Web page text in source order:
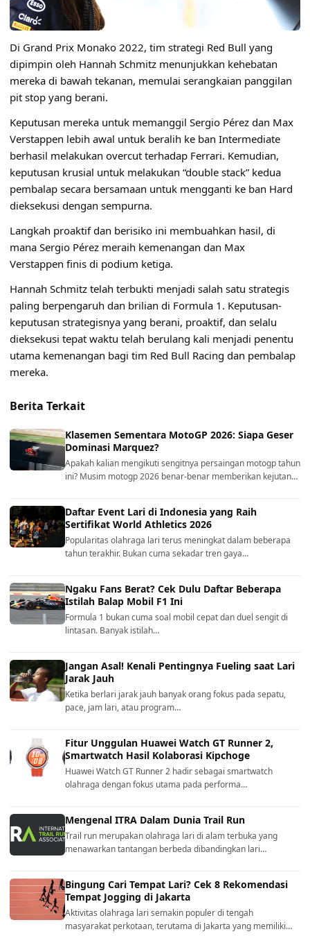
Di Grand Prix Monako 2022, tim strategi Red Bull yang
dipimpin oleh Hannah Schmitz menunjukkan kehebatan
mereka di bawah tekanan, memulai serangkaian panggilan
pit stop yang berani.
Keputusan mereka untuk memanggil Sergio Pérez dan Max
Verstappen lebih awal untuk beralih ke ban Intermediate
berhasil melakukan overcut terhadap Ferrari. Kemudian,
keputusan krusial untuk melakukan “double stack” kedua
pembalap secara bersamaan untuk mengganti ke ban Hard
dieksekusi dengan sempurna.
Langkah proaktif dan berisiko ini membuahkan hasil, di
mana Sergio Pérez meraih kemenangan dan Max
Verstappen finis di podium ketiga.
Hannah Schmitz telah terbukti menjadi salah satu strategis
paling berpengaruh dan brilian di Formula 1. Keputusan-
keputusan strategisnya yang berani, proaktif, dan selalu
dieksekusi tepat waktu telah berulang kali menjadi penentu
utama kemenangan bagi tim Red Bull Racing dan pembalap
mereka.
Berita Terkait
Klasemen Sementara MotoGP 2026: Siapa Geser
Dominasi Marquez?
Apakah kalian mengikuti sengitnya persaingan motogp tahun
ini? Musim motogp 2026 benar-benar memberikan kejutan…
Daftar Event Lari di Indonesia yang Raih
Sertifikat World Athletics 2026
Popularitas olahraga lari terus meningkat dalam beberapa
tahun terakhir. Bukan cuma sekadar tren gaya…
Ngaku Fans Berat? Cek Dulu Daftar Beberapa
Istilah Balap Mobil F1 Ini
Formula 1 bukan cuma soal mobil cepat dan duel sengit di
lintasan. Banyak istilah…
Jangan Asal! Kenali Pentingnya Fueling saat Lari
Jarak Jauh
Ketika berlari jarak jauh banyak orang fokus pada sepatu,
pace, jam lari, atau program…
Fitur Unggulan Huawei Watch GT Runner 2,
Smartwatch Hasil Kolaborasi Kipchoge
Huawei Watch GT Runner 2 hadir sebagai smartwatch
olahraga dengan fokus utama pada performa…
Mengenal ITRA Dalam Dunia Trail Run
Trail run merupakan olahraga lari di alam terbuka yang
menawarkan tantangan berbeda dibandingkan lari…
Bingung Cari Tempat Lari? Cek 8 Rekomendasi
Tempat Jogging di Jakarta
Aktivitas olahraga lari semakin populer di tengah
masyarakat perkotaan, terutama di Jakarta yang memiliki…